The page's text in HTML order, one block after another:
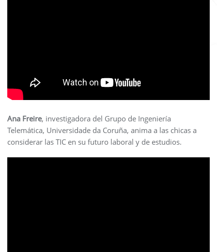
Ana Freire, investigadora del Grupo de Ingeniería
Telemática, Universidade da Coruña, anima a las chicas a
considerar las TIC en su futuro laboral y de estudios.